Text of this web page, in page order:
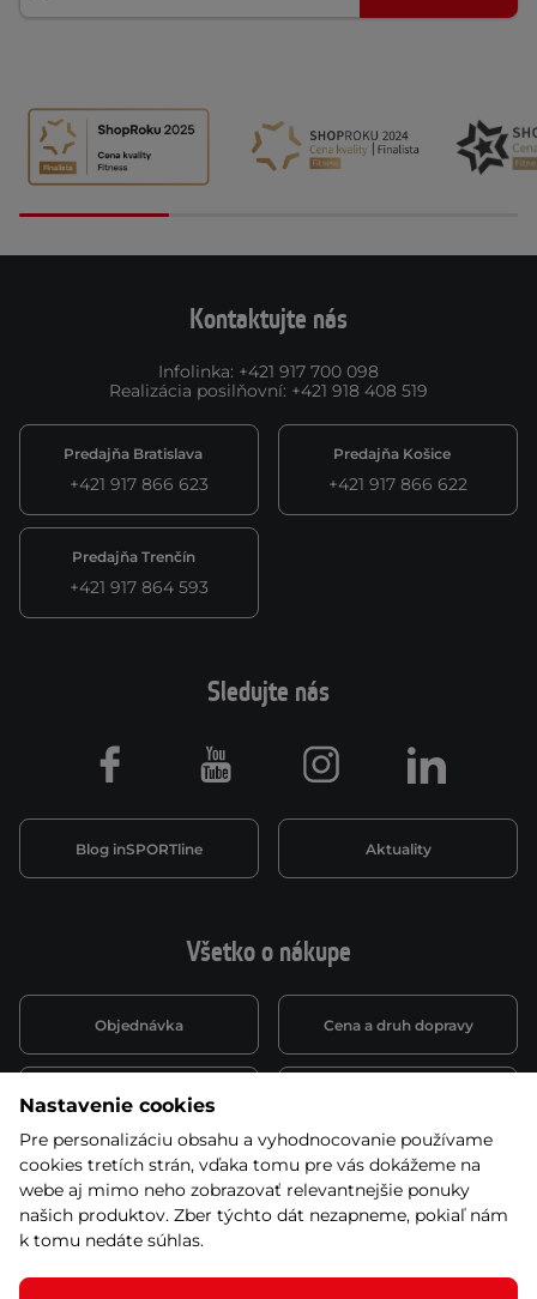
Kontaktujte nás
Infolinka: +421 917 700 098
Realizácia posilňovní: +421 918 408 519
Predajňa Bratislava
+421 917 866 623
Predajňa Košice
+421 917 866 622
Predajňa Trenčín
+421 917 864 593
Všetko o nákupe
Objednávka Cena a druh dopravy
Spôsob platby
Montáž a servis Reklamácie a záruka
Kariéra
Sledujte nás
Blog inSPORTline Aktuality
Facebook Youtube Instagram LinkedIn
Nastavenie cookies
Pre personalizáciu obsahu a vyhodnocovanie používame
cookies tretích strán, vďaka tomu pre vás dokážeme na
webe aj mimo neho zobrazovať relevantnejšie ponuky
našich produktov. Zber týchto dát nezapneme, pokiaľ nám
k tomu nedáte súhlas.